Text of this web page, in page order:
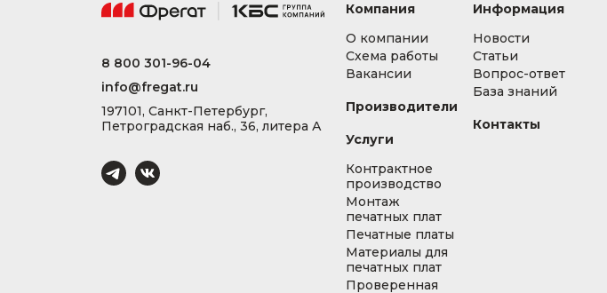
8 800 301-96-04
info@fregat.ru
197101, Санкт-Петербург,
Петроградская наб., 36, литера А
Компания
О компании
Схема работы
Вакансии
Производители
Услуги
Контрактное
производство
Монтаж
печатных плат
Печатные платы
Материалы для
печатных плат
Проверенная
Информация
Новости
Статьи
Вопрос-ответ
База знаний
Контакты